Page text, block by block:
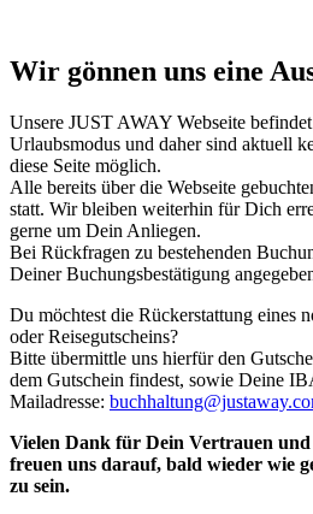
Wir gönnen uns eine
Unsere JUST AWAY Webseite
Urlaubsmodus und daher sind aktuell
diese Seite möglich.
Alle bereits über die Webseite
statt. Wir bleiben weiterhin für Dich
gerne um Dein Anliegen.
Bei Rückfragen zu bestehenden
Deiner Buchungsbestätigung
Du möchtest die Rückerstattung eines
oder Reisegutscheins?
Bitte übermittle uns hierfür den
dem Gutschein findest, sowie Deine
Mailadresse:
Vielen Dank für Dein Vertrauen
freuen uns darauf, bald wieder wie
zu sein.